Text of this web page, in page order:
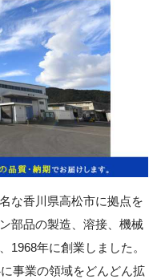
な香川県高松市に拠点を
部品の製造、溶接、機械
1968年に創業しました。
事業の領域をどんどん拡